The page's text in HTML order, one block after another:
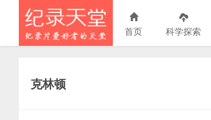
首页 科学探索
克林顿